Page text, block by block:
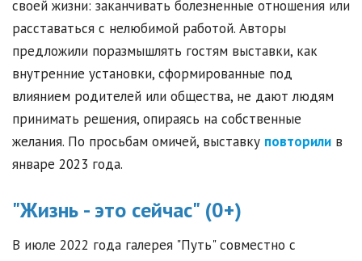
своей жизни: заканчивать болезненные отношения или
расставаться с нелюбимой работой. Авторы
предложили поразмышлять гостям выставки, как
внутренние установки, сформированные под
влиянием родителей или общества, не дают людям
принимать решения, опираясь на собственные
желания. По просьбам омичей, выставку повторили в
январе 2023 года.
"Жизнь - это сейчас" (0+)
В июле 2022 года галерея "Путь" совместно с